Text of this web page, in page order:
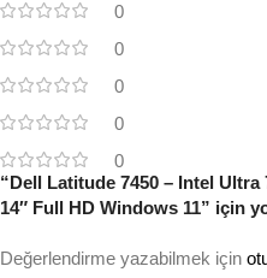
0
0
0
0
0
“Dell Latitude 7450 – Intel Ultra
14″ Full HD Windows 11” için
Değerlendirme yazabilmek için